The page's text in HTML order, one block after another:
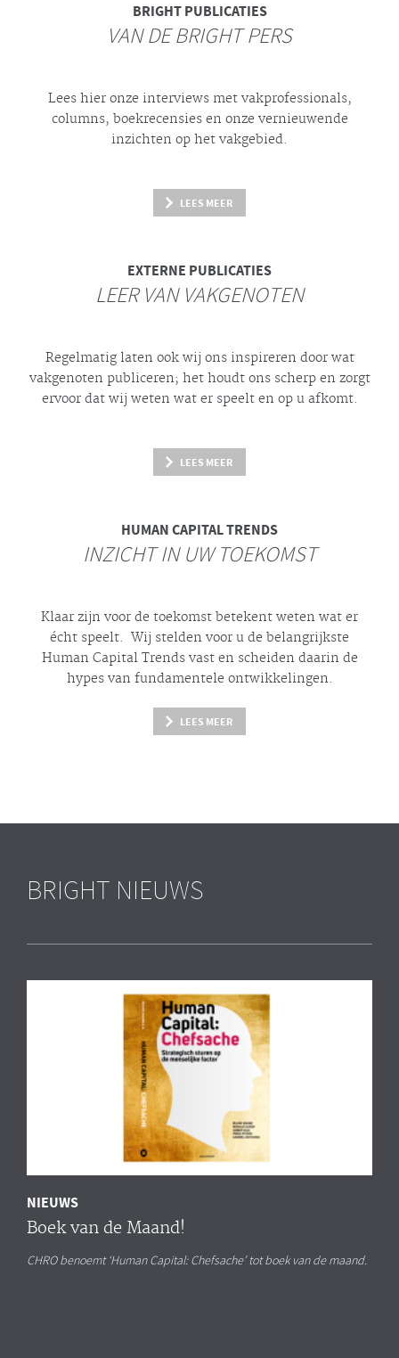
BRIGHTPUBLICATIES
VAN DE BRIGHT PERS
Lees hier onze interviews met vakprofessionals,
columns, boekrecensies en onze vernieuwende
inzichten op het vakgebied.
LEES MEER
EXTERNE PUBLICATIES
LEER VAN VAKGENOTEN
Regelmatig laten ook wij ons inspireren door wat
vakgenoten publiceren; het houdt ons scherp en zorgt
ervoor dat wij weten wat er speelt en op u afkomt.
LEES MEER
HUMAN CAPITAL TRENDS
INZICHT IN UW TOEKOMST
Klaar zijn voor de toekomst betekent weten wat er
écht speelt. Wij stelden voor u de belangrijkste
Human Capital Trends vast en scheiden daarin de
hypesvan fundamentele ontwikkelingen.
LEES MEER
BRIGHT NIEUWS
NIEUWS
Boek van de Maand!
CHRO benoemt ‘Human Capital: Chefsache’ tot boek van de maand.